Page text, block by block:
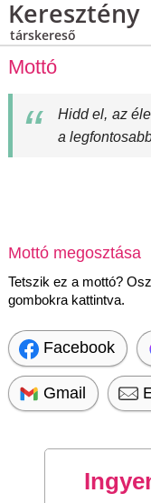
Keresztény
társkereső
Mottó
Hidd el, az
a
Mottó megosztása
Tetszik ez a mottó?
gombokra kattintva.
Facebook
Gmail